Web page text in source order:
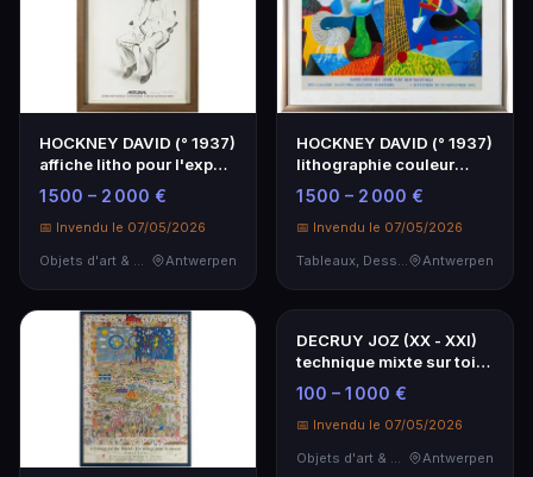
HOCKNEY DAVID (° 1937)
affiche litho pour l'expo
'Artcurial'…
1 500 – 2 000 €
📅 Invendu le 07/05/2026
Objets d'art & Curiosités
Antwerpen
HOCKNEY DAVID (° 1937)
lithographie couleur
offset comme aff…
1 500 – 2 000 €
📅 Invendu le 07/05/2026
Tableaux, Dessins & Estampes
Antwerpen